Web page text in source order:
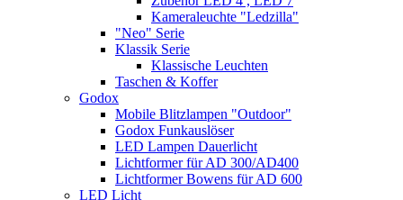
Kameraleuchte "Ledzilla"
"Neo" Serie
Klassik Serie
Klassische Leuchten
Taschen & Koffer
Godox
Mobile Blitzlampen "Outdoor"
Godox Funkauslöser
LED Lampen Dauerlicht
Lichtformer für AD 300/AD400
Lichtformer Bowens für AD 600
LED Licht